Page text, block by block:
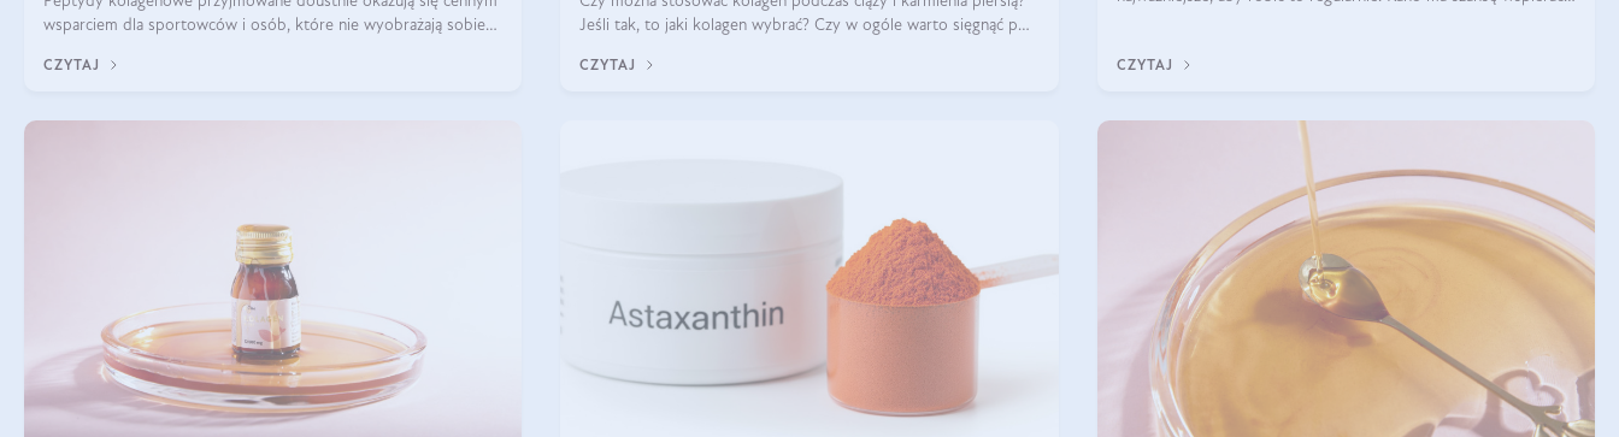
wsparciem dla sportowców i osób, które nie wyobrażają sobie
CZYTAJ
Jeśli tak, to jaki kolagen wybrać? Czy w ogóle warto sięgnąć po
CZYTAJ CZYTAJ